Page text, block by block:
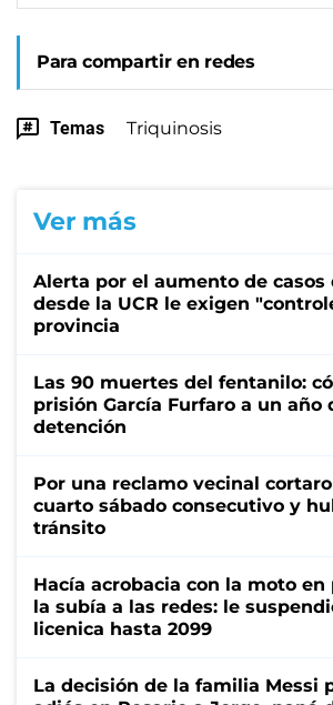
Para compartir en redes
Temas Triquinosis
Ver más
Alerta por el aumento de
desde la UCR le exigen
provincia
Las 90 muertes del fentanilo:
prisión García Furfaro a un año
detención
Por una reclamo vecinal
cuarto sábado consecutivo y
tránsito
Hacía acrobacia con la moto en
la subía a las redes: le
licenica hasta 2099
La decisión de la familia Messi